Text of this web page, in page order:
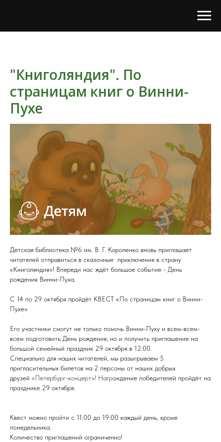
"Книголяндия". По
страницам книг о Винни-
Пухе
Детская библиотека №6 им. В. Г. Короленко вновь приглашает
читателей отправиться в сказочные приключения в страну
«Книголяндия»! Впереди нас ждёт большое событие - День
рождения Винни-Пуха.
С 14 по 29 октября пройдёт КВЕСТ «По страницам книг о Винни-
Пухе»
Его участники смогут не только помочь Винни-Пуху и всем-всем-
всем подготовить День рождения, но и получить приглашение на
большой семейный праздник 29 октября в 12:00.
Специально для наших читателей, мы разыгрываем 5
пригласительных билетов на 2 персоны от наших добрых
друзей «Петербург-концерт»! Награждение победителей пройдёт на
празднике 29 октября.
Квест можно пройти с 11:00 до 19:00 каждый день, кроме
понедельника.
Количество приглашений ограниченно!